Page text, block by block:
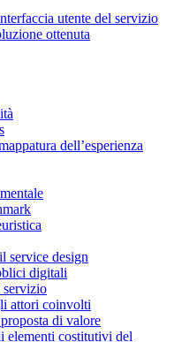
utente del servizio
ottenuta
dell’esperienza
service design
digitali
attori coinvolti
di valore
elementi costitutivi del